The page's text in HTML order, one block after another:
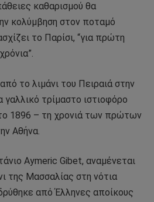
καθαρισμού θα
κολύμβηση στον ποταμό
το Παρίσι, “για πρώτη
το λιμάνι του Πειραιά στην
τρίμαστο ιστιοφόρο
1896 – τη χρονιά των πρώτων
Αθήνα.
Aymeric Gibet, αναμένεται
της Μασσαλίας στη νότια
από Έλληνες αποίκους